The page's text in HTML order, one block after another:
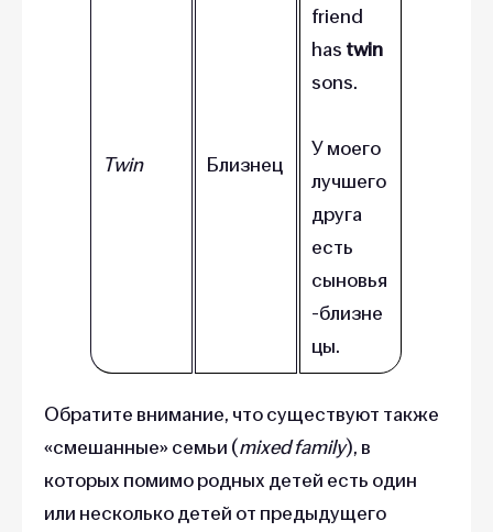
Twin Близнец
friend
has twin
sons.
У моего
лучшего
друга
есть
сыновья
-близне
цы.
Обратите внимание, что существуют также
«смешанные» семьи (mixed family), в
которых помимо родных детей есть один
или несколько детей от предыдущего